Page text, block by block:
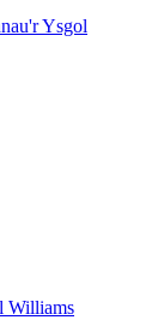
Ysgol
Williams